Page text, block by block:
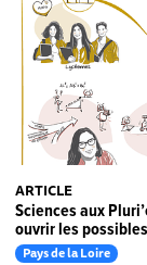
ARTICLE
Sciences aux
ouvrir les possibles
Pays de la Loire